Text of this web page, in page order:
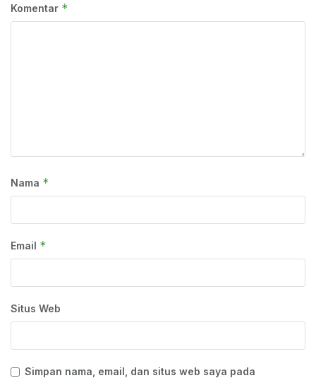
Komentar *
Nama *
Email *
Situs Web
Simpan nama, email, dan situs web saya pada